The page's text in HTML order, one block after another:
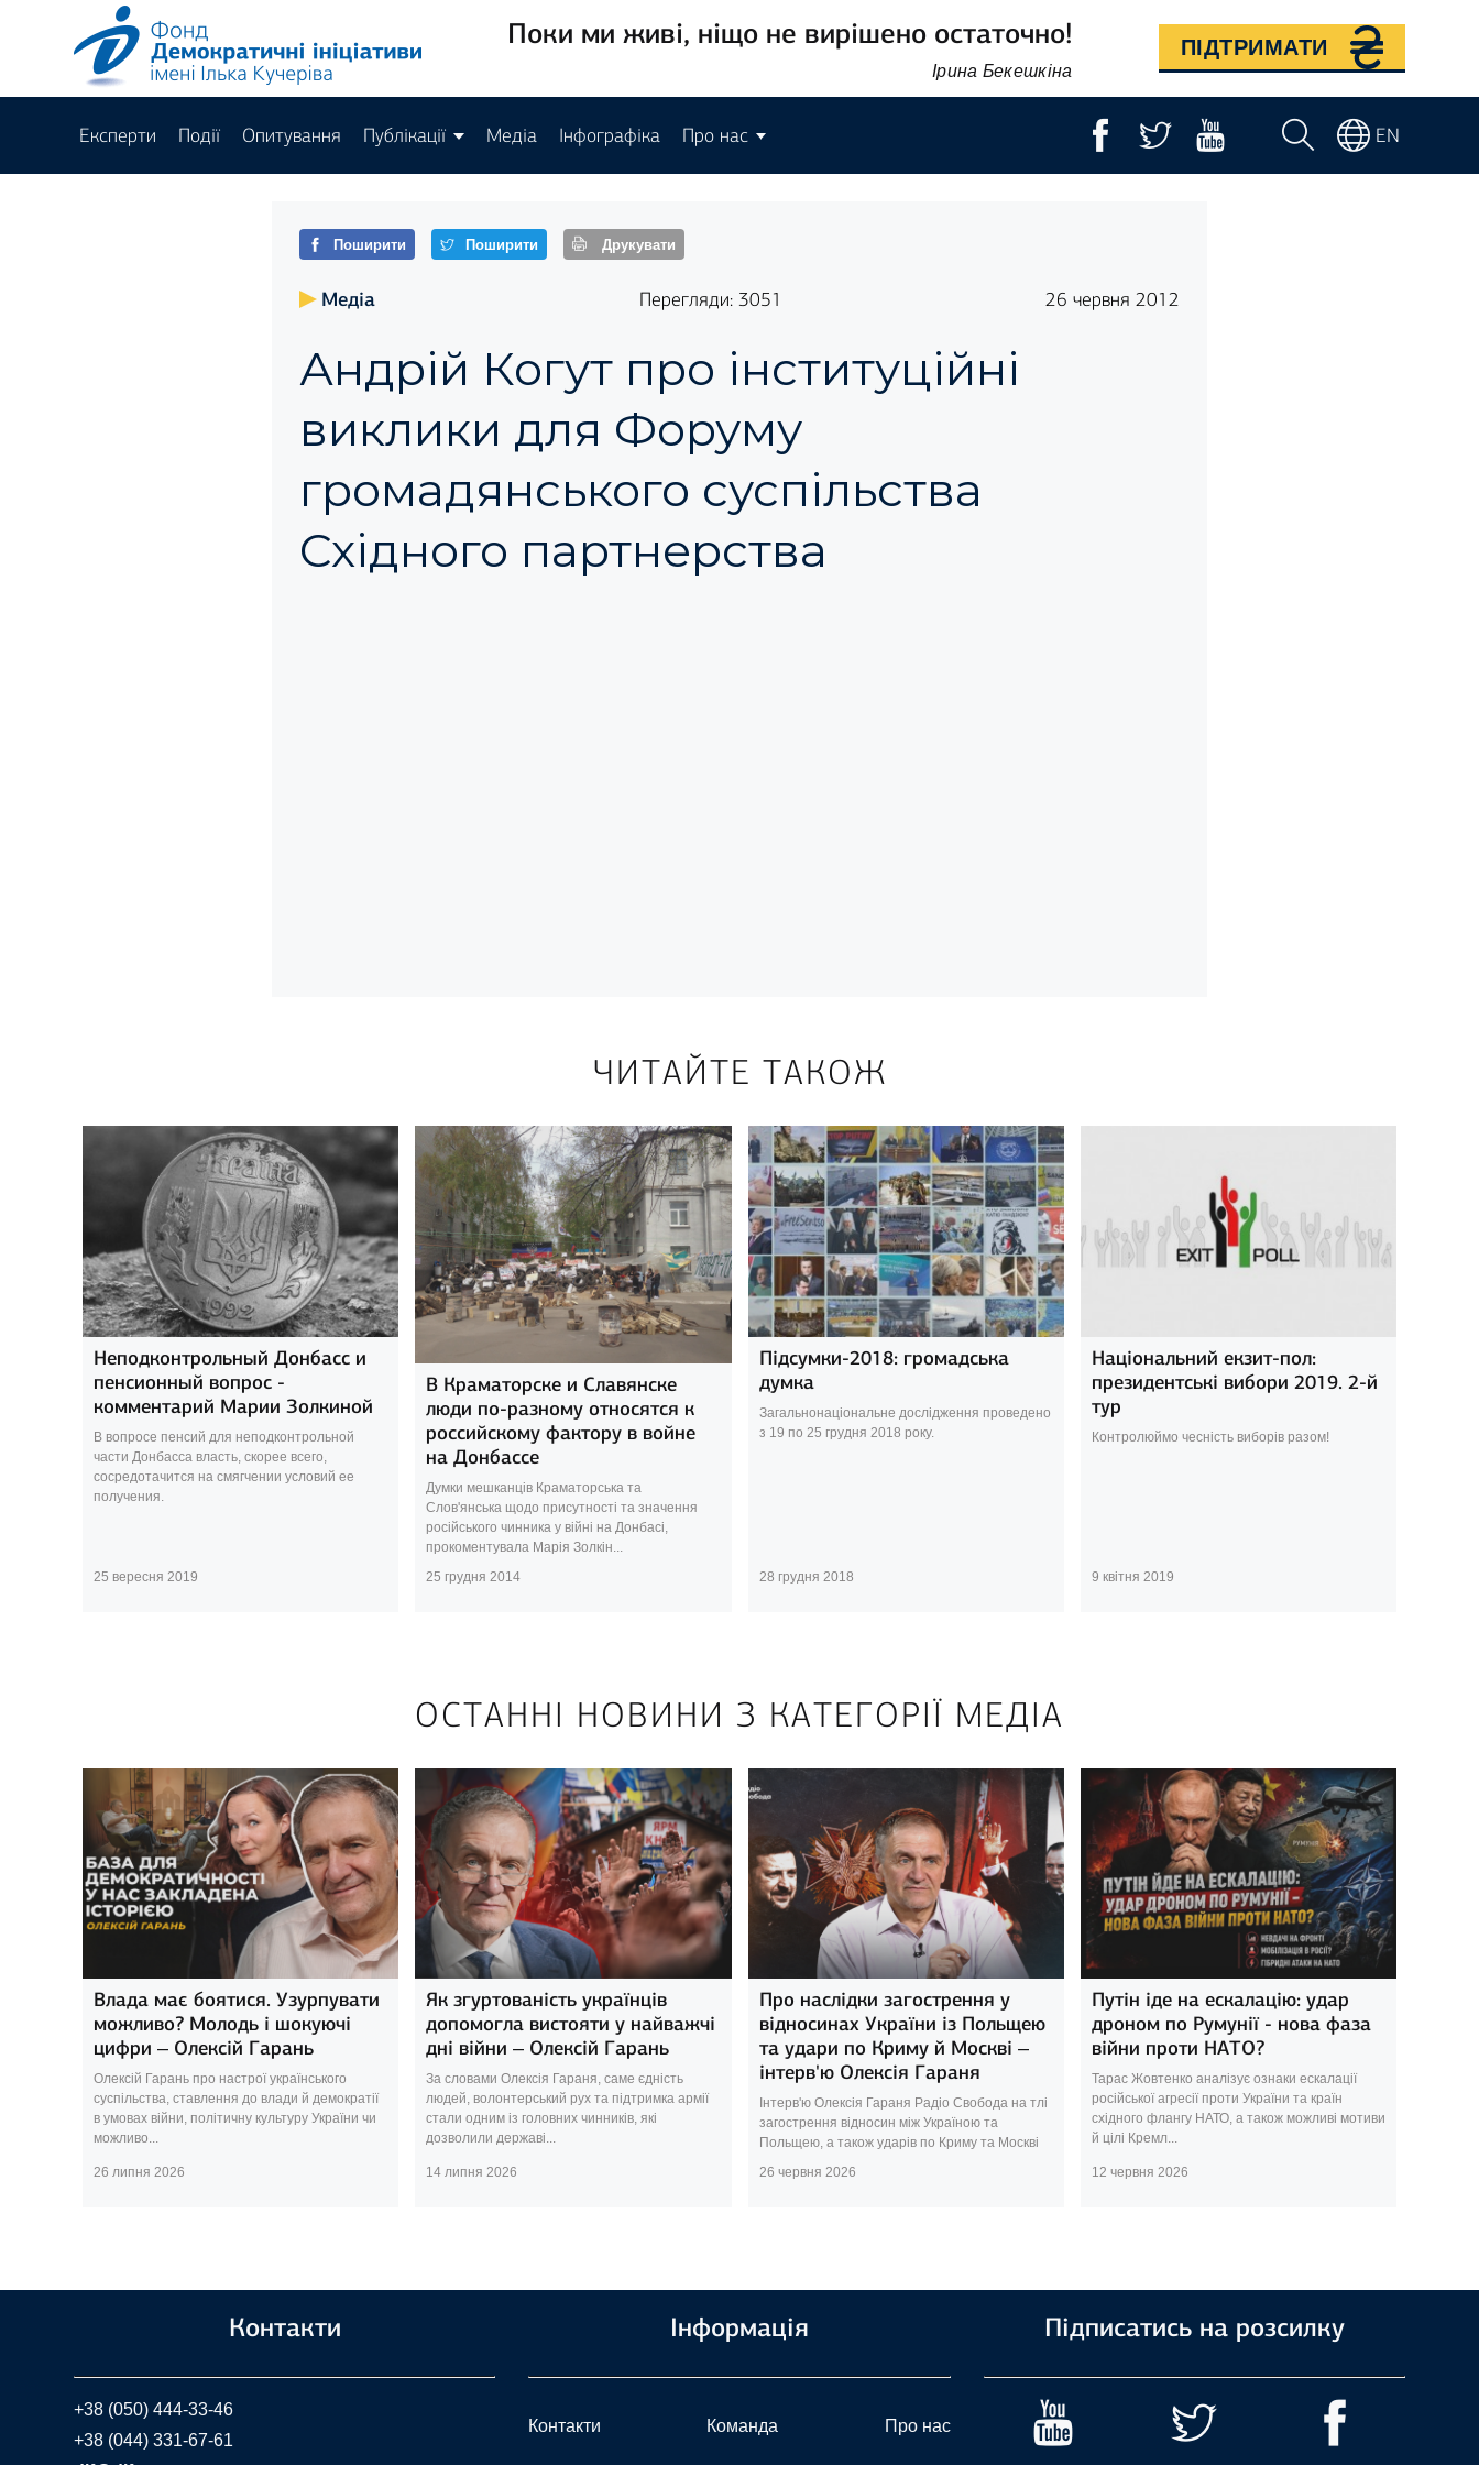
Поки ми живі, ніщо не вирішено остаточно!
Ірина Бекешкіна
ПІДТРИМАТИ
Експерти Події Опитування Публікації Медіа Інфографіка Про нас EN
Поширити Поширити Друкувати
Медіа Перегляди: 3051 26 червня 2012
Андрій Когут про інституційні
виклики для Форуму
громадянського суспільства
Східного партнерства
ЧИТАЙТЕ ТАКОЖ
Неподконтрольный Донбасс и
пенсионный вопрос -
комментарий Марии Золкиной
В вопросе пенсий для неподконтрольной
части Донбасса власть, скорее всего,
сосредотачится на смягчении условий ее
получения.
25 вересня 2019
В Краматорске и Славянске
люди по-разному относятся к
российскому фактору в войне
на Донбассе
Думки мешканців Краматорська та
Слов'янська щодо присутності та значення
російського чинника у війні на Донбасі,
прокоментувала Марія Золкін...
25 грудня 2014
Підсумки-2018: громадська
думка
Загальнонаціональне дослідження проведено
з 19 по 25 грудня 2018 року.
28 грудня 2018
Національний екзит-пол:
президентські вибори 2019. 2-й
тур
Контролюймо чесність виборів разом!
9 квітня 2019
ОСТАННІ НОВИНИ З КАТЕГОРІЇ МЕДІА
Влада має боятися. Узурпувати
можливо? Молодь і шокуючі
цифри – Олексій Гарань
Олексій Гарань про настрої українського
суспільства, ставлення до влади й демократії
в умовах війни, політичну культуру України чи
можливо...
26 липня 2026
Як згуртованість українців
допомогла вистояти у найважчі
дні війни – Олексій Гарань
За словами Олексія Гараня, саме єдність
людей, волонтерський рух та підтримка армії
стали одним із головних чинників, які
дозволили державі...
14 липня 2026
Про наслідки загострення у
відносинах України із Польщею
та удари по Криму й Москві –
інтерв'ю Олексія Гараня
Інтерв'ю Олексія Гараня Радіо Свобода на тлі
загострення відносин між Україною та
Польщею, а також ударів по Криму та Москві
26 червня 2026
Путін іде на ескалацію: удар
дроном по Румунії - нова фаза
війни проти НАТО?
Тарас Жовтенко аналізує ознаки ескалації
російської агресії проти України та країн
східного флангу НАТО, а також можливі мотиви
й цілі Кремл...
12 червня 2026
Контакти
+38 (050) 444-33-46
+38 (044) 331-67-61
Інформація
Контакти Команда Про нас
Підписатись на розсилку